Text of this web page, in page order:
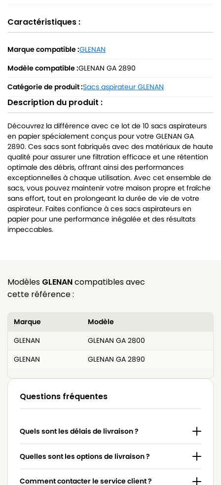
Caractéristiques :
Marque compatible :GLENAN
Modèle compatible :GLENAN GA 2890
Catégorie de produit :Sacs aspirateur GLENAN
Description du produit :
Découvrez la différence avec ce lot de 10 sacs aspirateurs
en papier spécialement conçus pour votre GLENAN GA
2890. Ces sacs sont fabriqués avec des matériaux de haute
qualité pour assurer une filtration efficace et une rétention
optimale des débris, offrant ainsi des performances
exceptionnelles à chaque utilisation. Avec cet ensemble de
sacs, vous pouvez maintenir votre maison propre et fraîche
sans effort, tout en prolongeant la durée de vie de votre
aspirateur. Faites confiance à ces sacs aspirateurs en
papier pour une performance inégalée et des résultats
impeccables.
Modèles GLENANcompatibles avec
cette référence :
Marque
Modèle
GLENAN
GLENAN GA 2800
GLENAN
GLENAN GA 2890
Questions fréquentes
Quels sont les délais de livraison ?
Quelles sont les options de livraison ?
Comment contacter le service client ?